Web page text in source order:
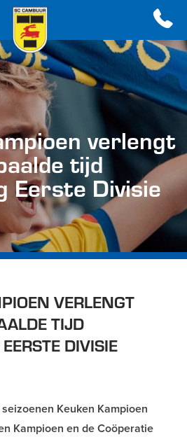
verlengt
tijd
Eerste Divisie
VERLENGT
TIJD
DIVISIE
Keuken Kampioen
Kampioen en de Coöperatie